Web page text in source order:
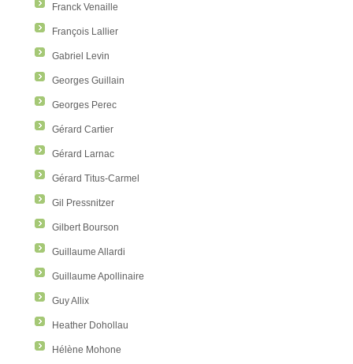
Franck Venaille
François Lallier
Gabriel Levin
Georges Guillain
Georges Perec
Gérard Cartier
Gérard Larnac
Gérard Titus-Carmel
Gil Pressnitzer
Gilbert Bourson
Guillaume Allardi
Guillaume Apollinaire
Guy Allix
Heather Dohollau
Hélène Mohone